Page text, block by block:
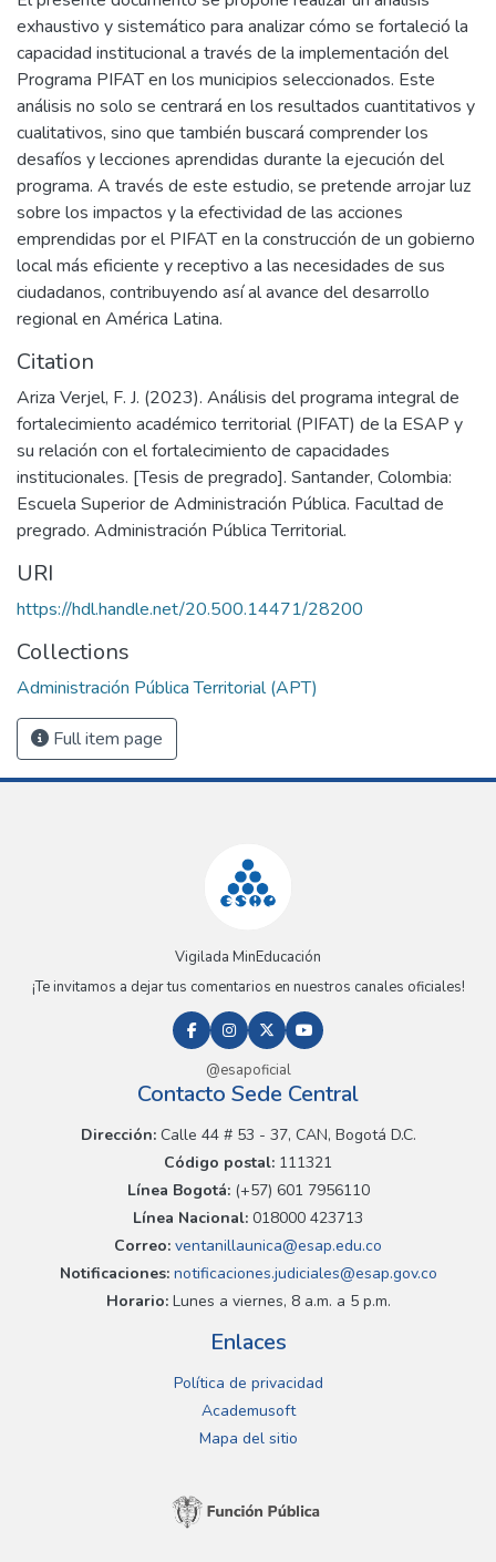
exhaustivo y sistemático para analizar cómo se fortaleció la
capacidad institucional a través de la implementación del
Programa PIFAT en los municipios seleccionados. Este
análisis no solo se centrará en los resultados cuantitativos y
cualitativos, sino que también buscará comprender los
desafíos y lecciones aprendidas durante la ejecución del
programa. A través de este estudio, se pretende arrojar luz
sobre los impactos y la efectividad de las acciones
emprendidas por el PIFAT en la construcción de un gobierno
local más eficiente y receptivo a las necesidades de sus
ciudadanos, contribuyendo así al avance del desarrollo
regional en América Latina.
Citation
Ariza Verjel, F. J. (2023). Análisis del programa integral de
fortalecimiento académico territorial (PIFAT) de la ESAP y
su relación con el fortalecimiento de capacidades
institucionales. [Tesis de pregrado]. Santander, Colombia:
Escuela Superior de Administración Pública. Facultad de
pregrado. Administración Pública Territorial.
URI
https://hdl.handle.net/20.500.14471/28200
Collections
Administración Pública Territorial (APT)
Full item page
Vigilada MinEducación
¡Te invitamos a dejar tus comentarios en nuestros canales oficiales!
@esapoficial
Contacto Sede Central
Dirección:Calle 44 # 53 - 37, CAN, Bogotá D.C.
Código postal: 111321
Línea Bogotá:(+57) 601 7956110
Línea Nacional: 018000 423713
Correo: ventanillaunica@esap.edu.co
Notificaciones:notificaciones.judiciales@esap.gov.co
Horario:Lunes a viernes, 8 a.m. a 5 p.m.
Enlaces
Política de privacidad
Academusoft
Mapa del sitio